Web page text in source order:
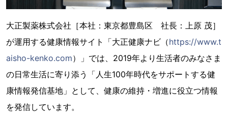
大正製薬株式会社［本社：東京都豊島区 社長：上原 茂］
が運用する健康情報サイト「大正健康ナビ（https://www.t
aisho-kenko.com）」では、2019年より生活者のみなさま
の日常生活に寄り添う「人生100年時代をサポートする健
康情報発信基地」として、健康の維持・増進に役立つ情報
を発信しています。